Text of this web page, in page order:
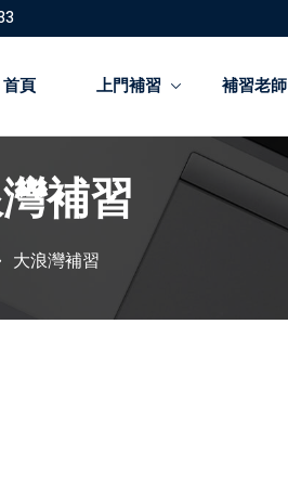
首頁 上門補習 補習老師
補習
大浪灣補習
註冊
錄
帳號?註冊